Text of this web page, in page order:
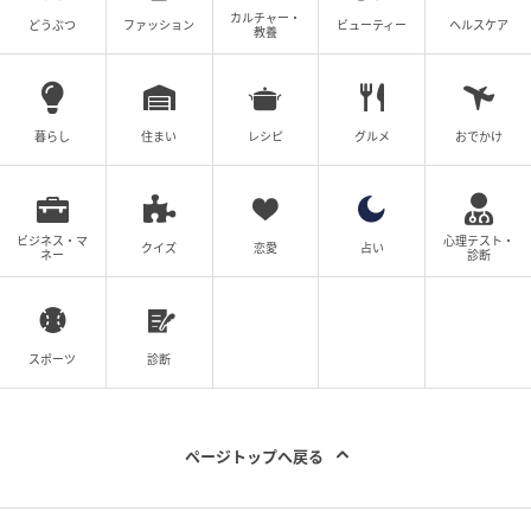
寒暖差の激しい今こそ「ジャケット」！ 30代
ママが着回す「おしゃ見えコーデ」【GeeR
どうぶつ ファッション
カルチャー・
教養
ビューティー ヘルスケア
暮らし 住まい レシピ グルメ おでかけ
ビジネス・マ
ネー
クイズ 恋愛 占い
心理テスト・
診断
スポーツ 診断
ページトップへ戻る